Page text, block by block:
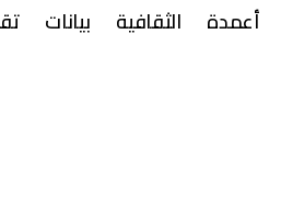
أعمدة الثقافية بيانات